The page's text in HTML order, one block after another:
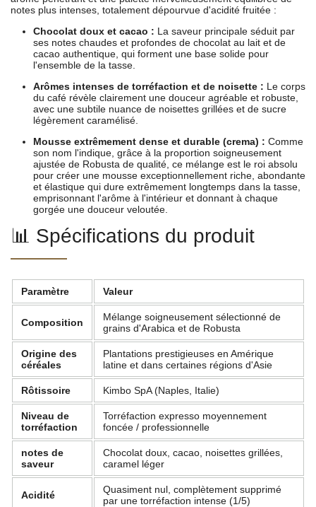
notes plus intenses, totalement dépourvue d'acidité fruitée :
Chocolat doux et cacao : La saveur principale séduit par
ses notes chaudes et profondes de chocolat au lait et de
cacao authentique, qui forment une base solide pour
l'ensemble de la tasse.
Arômes intenses de torréfaction et de noisette : Le corps
du café révèle clairement une douceur agréable et robuste,
avec une subtile nuance de noisettes grillées et de sucre
légèrement caramélisé.
Mousse extrêmement dense et durable (crema) : Comme
son nom l'indique, grâce à la proportion soigneusement
ajustée de Robusta de qualité, ce mélange est le roi absolu
pour créer une mousse exceptionnellement riche, abondante
et élastique qui dure extrêmement longtemps dans la tasse,
emprisonnant l'arôme à l'intérieur et donnant à chaque
gorgée une douceur veloutée.
📊 Spécifications du produit
Paramètre Valeur
Composition
Mélange soigneusement sélectionné de
grains d'Arabica et de Robusta
Origine des
céréales
Plantations prestigieuses en Amérique
latine et dans certaines régions d'Asie
Rôtissoire Kimbo SpA (Naples, Italie)
Niveau de
torréfaction
Torréfaction expresso moyennement
foncée / professionnelle
notes de
saveur
Chocolat doux, cacao, noisettes grillées,
caramel léger
Acidité
Quasiment nul, complètement supprimé
par une torréfaction intense (1/5)